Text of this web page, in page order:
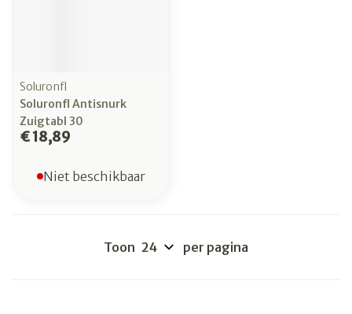
Soluronfl
Soluronfl Antisnurk
Zuigtabl 30
€ 18,89
Niet beschikbaar
Toon per pagina